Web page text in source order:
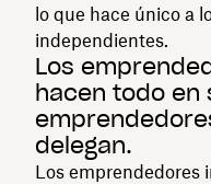
lo que hace único a
independientes.
Los
hacen todo en
delegan.
Los emprendedores